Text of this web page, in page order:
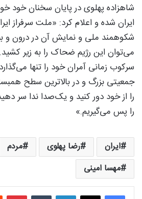
شاهزاده پهلوی در پایان سخنان خود
ایران شده و اعلام کرد: «ملت سرفراز
شکوهمند ملی و نمایش آن در درون و
می‌توان این رژیم ضحاک را به زیر
سرکوب زمانی آمران خود را تنها
جمعیتی بزرگ و در بالاترین سطح
را از خود دور کنید و یک‌صدا ندا سر
را پس می‌گیریم.»
ایران رضا پهلوی مردم
مهسا امینی
لینکدین ‫تامبلر